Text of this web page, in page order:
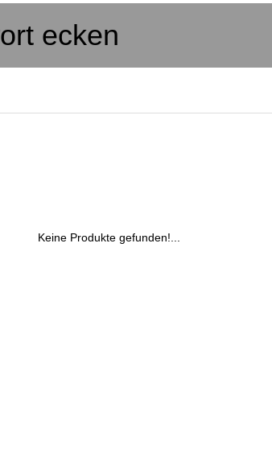
ecken
Keine Produkte gefunden!...